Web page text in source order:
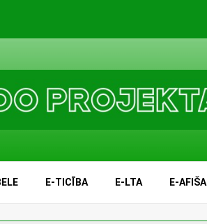
E-TICĪBA E-LTA E-AFIŠA